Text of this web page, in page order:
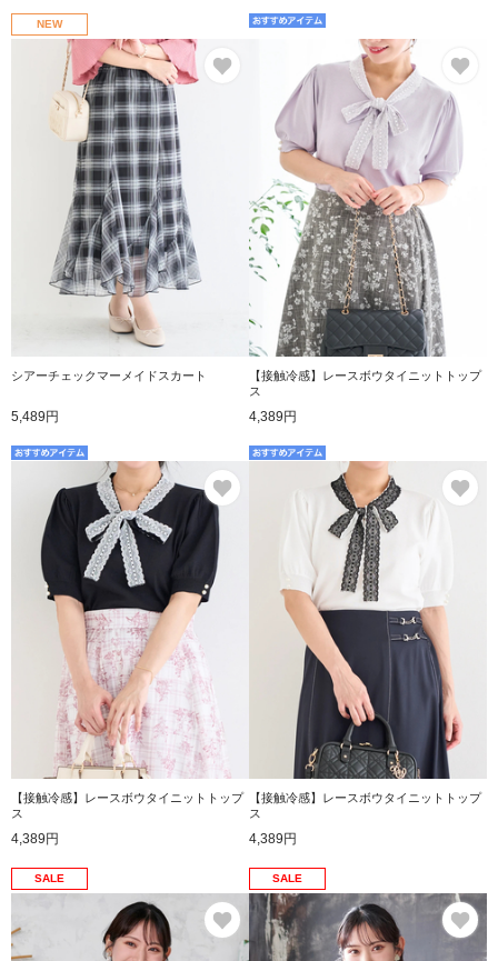
NEW
シアーチェックマーメイドスカート
5,489円
【接触冷感】レースボウタイニットトップ
ス
4,389円
【接触冷感】レースボウタイニットトップ
ス
4,389円
【接触冷感】レースボウタイニットトップ
ス
4,389円
SALE
お気に入り
SALE